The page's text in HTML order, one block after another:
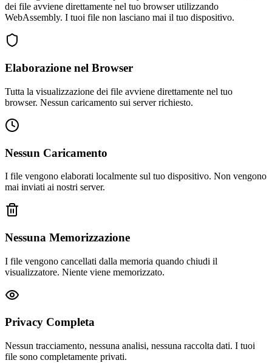
dei file avviene direttamente nel tuo browser utilizzando
WebAssembly. I tuoi file non lasciano mai il tuo dispositivo.
Elaborazione nel Browser
Tutta la visualizzazione dei file avviene direttamente nel tuo
browser. Nessun caricamento sui server richiesto.
Nessun Caricamento
I file vengono elaborati localmente sul tuo dispositivo. Non vengono
mai inviati ai nostri server.
Nessuna Memorizzazione
I file vengono cancellati dalla memoria quando chiudi il
visualizzatore. Niente viene memorizzato.
Privacy Completa
Nessun tracciamento, nessuna analisi, nessuna raccolta dati. I tuoi
file sono completamente privati.